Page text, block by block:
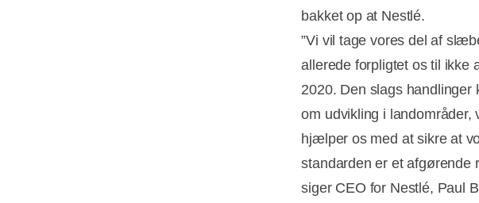
bakket op at Nestlé.
”Vi vil tage vores del af
allerede forpligtet os til ikke
2020. Den slags handlinger
om udvikling i landområder,
hjælper os med at sikre at
standarden er et afgørende
siger CEO for Nestlé, Paul